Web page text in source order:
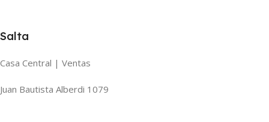
Salta
Casa Central | Ventas
Juan Bautista Alberdi 1079